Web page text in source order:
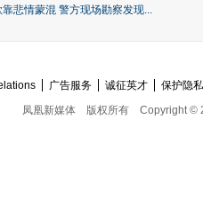
悲情蒙混 警方现场勘察发现...
广告服务 诚征英才
保护隐
凤凰新媒体
版权所有 Copyright ©